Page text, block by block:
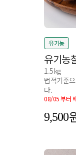
유기농
유기농
1.5kg
법적기준
다.
08/05 부터
9,500